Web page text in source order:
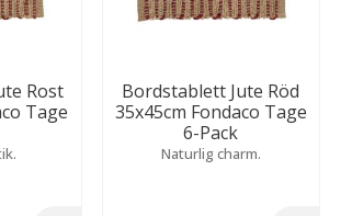
Rost
Tage
Bordstablett Jute Röd
35x45cm Fondaco Tage
6-Pack
Naturlig charm.